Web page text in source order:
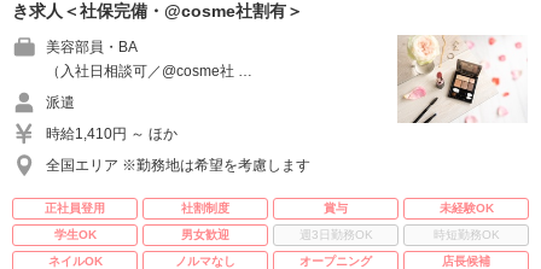
き求人＜社保完備・@cosme社割有＞
美容部員・BA
（入社日相談可／@cosme社 …
派遣
時給1,410円 ～ ほか
全国エリア ※勤務地は希望を考慮します
正社員登用 社割制度 賞与
未経験OK
学生OK
男女歓迎 週3日勤務OK
時短勤務OK
ネイルOK
ノルマなし オープニング
店長候補